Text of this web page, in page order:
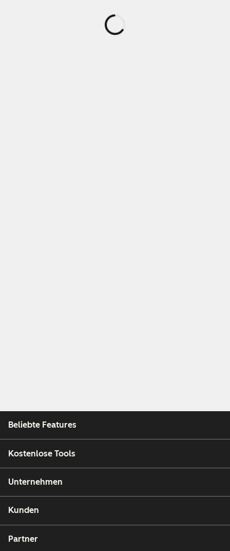
geladen
Beliebte Features
Kostenlose Tools
Unternehmen
Kunden
Partner